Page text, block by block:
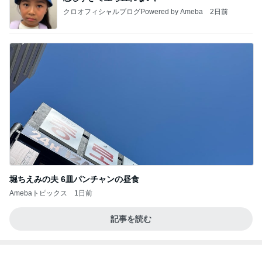
クロオフィシャルブログPowered by Ameba 2日前
堀ちえみの夫 6皿パンチャンの昼食
Amebaトピックス 1日前
記事を読む